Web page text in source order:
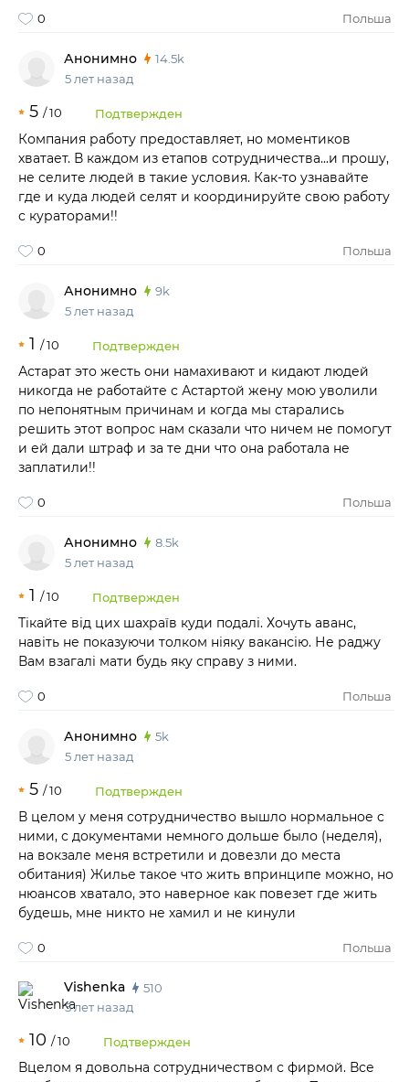
0 Польша
Анонимно
14.5k
5 лет назад
5 /10 Подтвержден
Компания работу предоставляет, но моментиков
хватает. В каждом из етапов сотрудничества...и прошу,
не селите людей в такие условия. Как-то узнавайте
где и куда людей селят и координируйте свою работу
с кураторами!!
0 Польша
Анонимно
9k
5 лет назад
1 /10 Подтвержден
Астарат это жесть они намахивают и кидают людей
никогда не работайте с Астартой жену мою уволили
по непонятным причинам и когда мы старались
решить этот вопрос нам сказали что ничем не помогут
и ей дали штраф и за те дни что она работала не
заплатили!!
0 Польша
Анонимно
8.5k
5 лет назад
1 /10 Подтвержден
Тікайте від цих шахраїв куди подалі. Хочуть аванс,
навіть не показуючи толком ніяку вакансію. Не раджу
Вам взагалі мати будь яку справу з ними.
0 Польша
Анонимно
5k
5 лет назад
5 /10 Подтвержден
В целом у меня сотрудничество вышло нормальное с
ними, с документами немного дольше было (неделя),
на вокзале меня встретили и довезли до места
обитания) Жилье такое что жить впринципе можно, но
нюансов хватало, это наверное как повезет где жить
будешь, мне никто не хамил и не кинули
0 Польша
Vishenka
510
5 лет назад
10 /10 Подтвержден
Вцелом я довольна сотрудничеством с фирмой. Все